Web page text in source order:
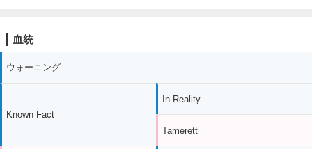
血統
ウォーニング
Known Fact
In Reality
Tamerett